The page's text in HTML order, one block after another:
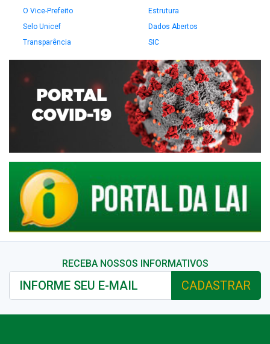
O Vice-Prefeito
Estrutura
Selo Unicef
Dados Abertos
Transparência
SIC
RECEBA NOSSOS INFORMATIVOS
CADASTRAR